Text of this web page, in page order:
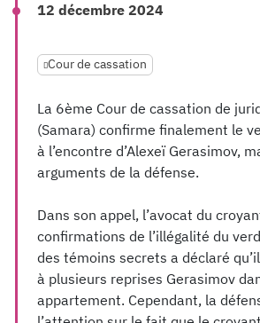
12 décembre 2024
Cour de cassation
La 6ème Cour de cassation de
(Samara) confirme finalement le
à l’encontre d’Alexeï Gerasimov,
arguments de la défense.
Dans son appel, l’avocat du
confirmations de l’illégalité du
des témoins secrets a déclaré
à plusieurs reprises Gerasimov
appartement. Cependant, la